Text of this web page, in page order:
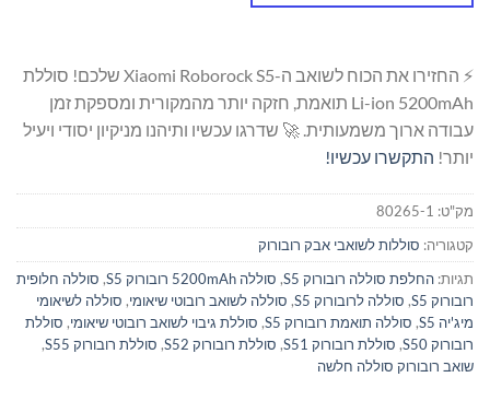
⚡ החזירו את הכוח לשואב ה-Xiaomi Roborock S5 שלכם! סוללת
Li-ion 5200mAh תואמת, חזקה יותר מהמקורית ומספקת זמן
עבודה ארוך משמעותית. 🚀 שדרגו עכשיו ותיהנו מניקיון יסודי ויעיל
יותר! התקשרו עכשיו!
מק"ט: 80265-1
קטגוריה: סוללות לשואבי אבק רובורוק
תגיות: החלפת סוללה רובורוק S5 , סוללה 5200mAh רובורוק S5 , סוללה חלופית
רובורוק S5
, סוללה לרובורוק S5 , סוללה לשואב רובוטי שיאומי, סוללה לשיאומי
מיג'יה S5
, סוללה תואמת רובורוק S5 , סוללת גיבוי לשואב רובוטי שיאומי, סוללת
רובורוק S50
, סוללת רובורוק S51 , סוללת רובורוק S52 , סוללת רובורוק S55
,
שואב רובורוק סוללה חלשה